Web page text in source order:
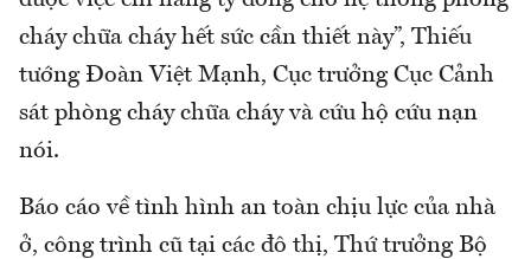
cháy chữa cháy hết sức cần thiết này”, Thiếu
tướng Đoàn Việt Mạnh, Cục trưởng Cục Cảnh
sát phòng cháy chữa cháy và cứu hộ cứu nạn
nói.
Báo cáo về tình hình an toàn chịu lực của nhà
ở, công trình cũ tại các đô thị, Thứ trưởng Bộ